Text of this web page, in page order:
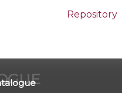
Repository